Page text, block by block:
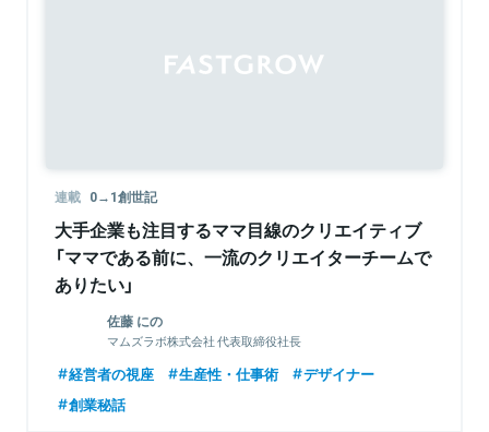
連載 0→1創世記
大手企業も注目するママ目線のクリエイティブ
「ママである前に、一流のクリエイターチームで
ありたい」
佐藤 にの
マムズラボ株式会社 代表取締役社長
経営者の視座 生産性・仕事術
デザイナー
創業秘話